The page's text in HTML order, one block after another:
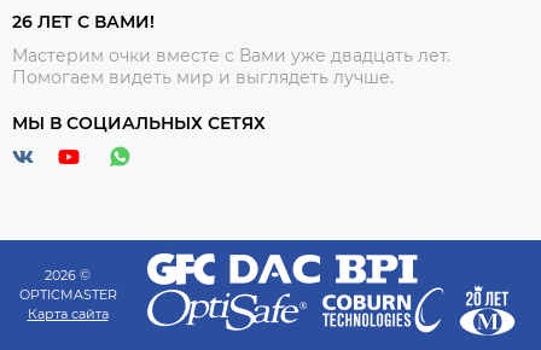
26 ЛЕТ С ВАМИ!
Мастерим очки вместе с Вами уже двадцать лет.
Помогаем видеть мир и выглядеть лучше.
МЫ В СОЦИАЛЬНЫХ СЕТЯХ
2026 ©
OPTICMASTER
Карта сайта